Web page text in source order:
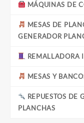
MÁQUINAS DE
MESAS DE
GENERADOR
REMALLADORA
MESAS Y
REPUESTOS DE
PLANCHAS